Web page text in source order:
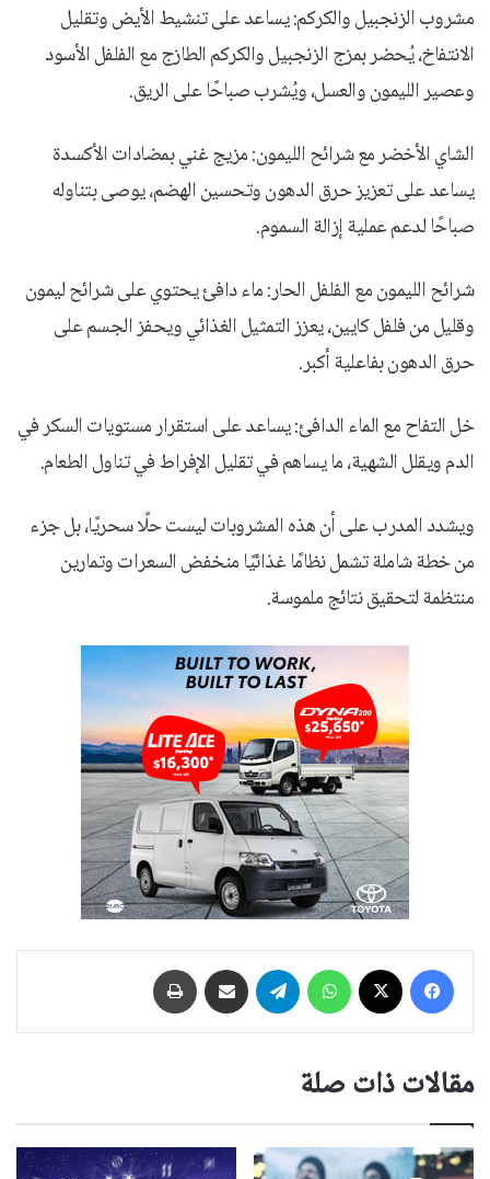
مشروب الزنجبيل والكركم: يساعد على تنشيط الأيض وتقليل
الانتفاخ، يُحضر بمزج الزنجبيل والكركم الطازج مع الفلفل الأسود
وعصير الليمون والعسل، ويُشرب صباحًا على الريق.
الشاي الأخضر مع شرائح الليمون: مزيج غني بمضادات الأكسدة
يساعد على تعزيز حرق الدهون وتحسين الهضم، يوصى بتناوله
صباحًا لدعم عملية إزالة السموم.
شرائح الليمون مع الفلفل الحار: ماء دافئ يحتوي على شرائح ليمون
وقليل من فلفل كايين، يعزز التمثيل الغذائي ويحفز الجسم على
حرق الدهون بفاعلية أكبر.
خل التفاح مع الماء الدافئ: يساعد على استقرار مستويات السكر في
الدم ويقلل الشهية، ما يساهم في تقليل الإفراط في تناول الطعام.
ويشدد المدرب على أن هذه المشروبات ليست حلًا سحريًا، بل جزء
من خطة شاملة تشمل نظامًا غذائيًا منخفض السعرات وتمارين
منتظمة لتحقيق نتائج ملموسة.
فيسبوك واتساب تيلقرام مشاركة عبر البريد
مقالات ذات صلة